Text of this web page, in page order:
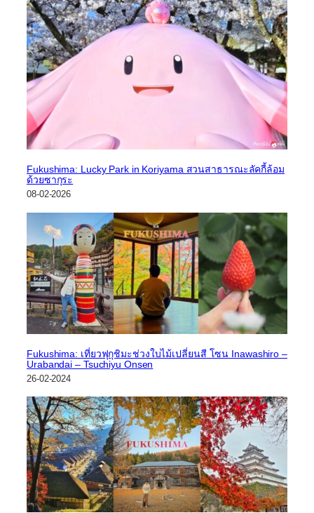
Fukushima: Lucky Park in Koriyama สวนสาธารณะลัคกี้ล้อม
ด้วยซากุระ
08-02-2026
Fukushima: เที่ยวฟุกุชิมะช่วงใบไม้เปลี่ยนสี โซน Inawashiro –
Urabandai – Tsuchiyu Onsen
26-02-2024